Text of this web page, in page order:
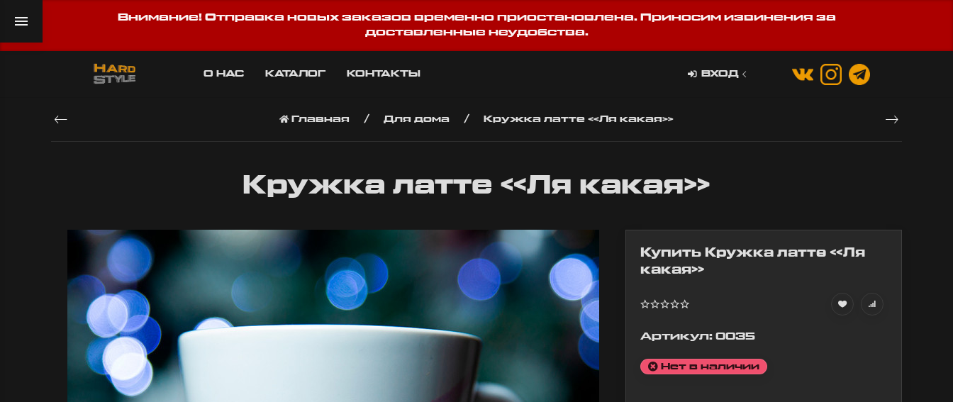
Внимание! Отправка новых заказов временно приостановлена. Приносим извинения за
доставленные неудобства.
О НАС КАТАЛОГ КОНТАКТЫ ВХОД
Главная Для дома Кружка латте «Ля какая»
Кружка латте «Ля какая»
Купить Кружка латте «Ля
какая»
Артикул: 0035
Нет в наличии